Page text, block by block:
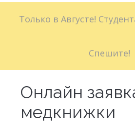
Главная
О медицинском центре
Медицинская книжка
Больничные листы
Стоимость
Доставка
Только в Августе!
Спешите!
Онлайн
медкнижки